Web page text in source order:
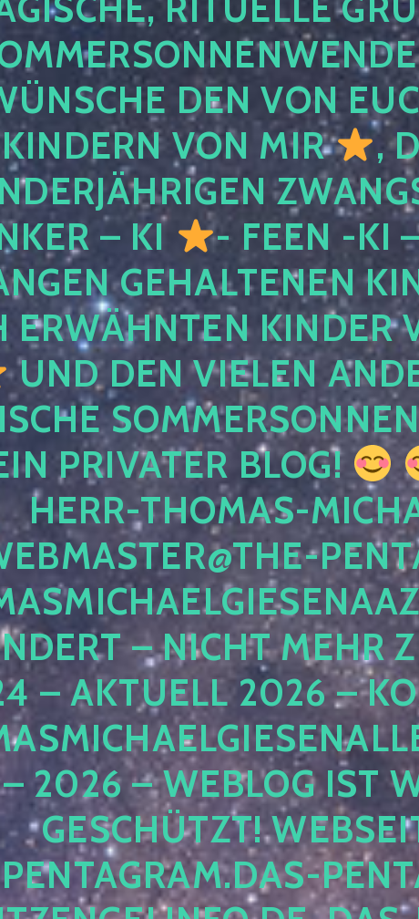
DEN VON
KINDERN VON MIR
,
– KI
- FEEN -KI
GEHALTENEN
ERWÄHNTEN KINDER
UND DEN VIELEN
PRIVATER BLOG!
HERR-THOMAS-
– NICHT MEHR
– AKTUELL 2026 –
– 2026 – WEBLOG IST
ESCHÜTZT!
ENTAGRAM.DAS-